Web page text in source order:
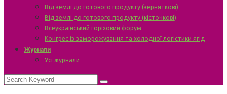
Від землі до готового продукту (зерняткові)
Від землі до готового продукту (кісточкові)
Всеукраїнський горіховий форум
Конгрес із заморожування та холодної логістики ягід
Журнали
Усі журнали